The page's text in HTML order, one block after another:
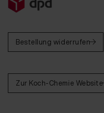
Bestellung widerrufen
Zur Koch-Chemie Website